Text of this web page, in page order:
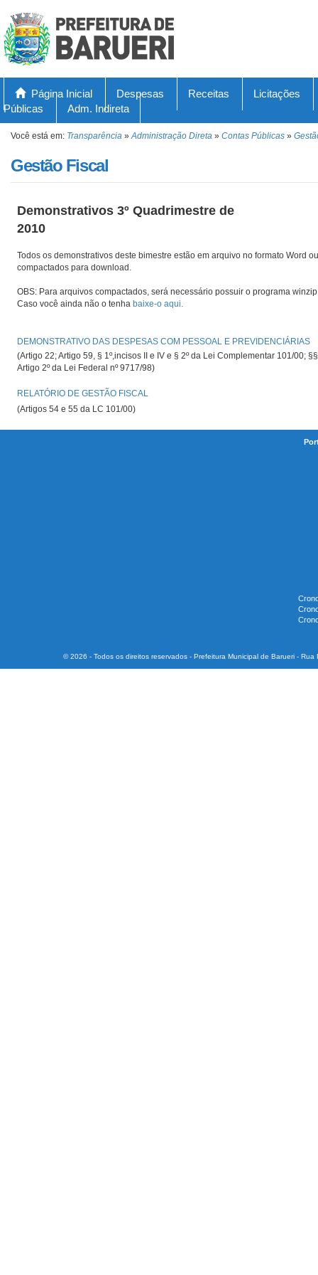
Página Inicial Despesas Receitas
Licitações
Públicas
Adm. Indireta
Você está em: Transparência »Administração Direta » Contas Públicas »
Gestão Fiscal
Demonstrativos 3º Quadrimestre de
2010
Todos os demonstrativos deste bimestre estão em arquivo no formato Word
compactados para download.
OBS: Para arquivos compactados, será necessário possuir o programa
Caso você ainda não o tenha baixe-o aqui.
DEMONSTRATIVO DAS DESPESAS COM PESSOAL E PREVIDENCIÁRIAS
(Artigo 22; Artigo 59, § 1º,incisos II e IV e § 2º da Lei Complementar 101/00; §§
Artigo 2º da Lei Federal nº 9717/98)
RELATÓRIO DE GESTÃO FISCAL
(Artigos 54 e 55 da LC 101/00)
© 2026 - Todos os direitos reservados - Prefeitura Municipal de Barueri -